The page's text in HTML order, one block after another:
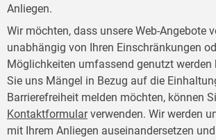
Anliegen.
Wir möchten, dass unsere Web-Angebote
unabhängig von Ihren Einschränkungen
Möglichkeiten umfassend genutzt werden
Sie uns Mängel in Bezug auf die
Barrierefreiheit melden möchten, können
Kontaktformularverwenden. Wir werden
mit Ihrem Anliegen auseinandersetzen